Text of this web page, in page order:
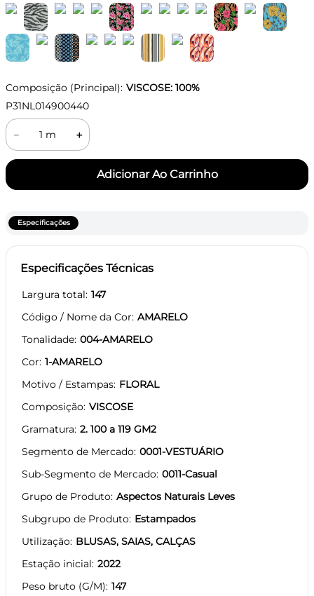
Composição (Principal): VISCOSE: 100%
P31NL014900440
＋
－
Especificações
Especificações Técnicas
Largura total 147
Código / Nome da Cor AMARELO
Tonalidade 004-AMARELO
Cor 1-AMARELO
Motivo / Estampas FLORAL
Composição VISCOSE
Gramatura 2. 100 a 119 GM2
Segmento de Mercado 0001-VESTUÁRIO
Sub-Segmento de Mercado 0011-Casual
Grupo de Produto Aspectos Naturais Leves
Subgrupo de Produto Estampados
Utilização BLUSAS, SAIAS, CALÇAS
Estação inicial 2022
Peso bruto (G/M) 147